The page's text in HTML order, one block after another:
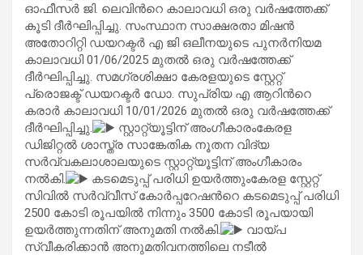
ഓഫീസര്‍ ജി. ലെവിന്‍റെ കാലാവധി ഒരു വര്‍ഷത്തേക്ക്
കൂടി ദീര്‍ഘിപ്പിച്ചു. സംസ്ഥാന സാക്ഷരതാ മിഷന്‍
അതോറിറ്റി ഡയറക്ടര്‍ എ ജി ഒലീനയുടെ പുനര്‍നിയമ
കാലാവധി 01/06/2025 മുതല്‍ ഒരു വര്‍ഷത്തേക്ക്
ദീര്‍ഘിപ്പിച്ചു. സമഗ്രശിക്ഷാ കേരളയുടെ സ്റ്റേറ്റ്
പ്രൊജക്ട് ഡയറക്ടര്‍ ഡോ. സുപ്രിയ എ ആറിന്‍റെ
കരാര്‍ കാലാവധി 10/01/2026 മുതല്‍ ഒരു വര്‍ഷത്തേക്ക്
ദീര്‍ഘിപ്പിച്ചു.
സ്റ്റാറ്റ്യൂട്ടിന് അംഗീകാരംകേരള
ഡിജിറ്റല്‍ ശാസ്ത്ര സാങ്കേതിക നൂതന വിദ്യ
സര്‍വ്വകലാശാലയുടെ സ്റ്റാറ്റ്യൂട്ടിന് അംഗീകാരം
നല്‍കി.
കടമെടുപ്പ് പരിധി ഉയര്‍ത്തുംകേരള സ്റ്റേറ്റ്
സിവില്‍ സര്‍വ്വീസ് കോര്‍പ്പറേഷന്‍റെ കടമെടുപ്പ് പരിധി
2500 കോടി രൂപയില്‍ നിന്നും 3500 കോടി രൂപയായി
ഉയര്‍ത്തുന്നതിന് അനുമതി നല്‍കി.
വായ്പ
സ്വീകരിക്കാന്‍ അനുമതിവനത്തിലെ നടീല്‍